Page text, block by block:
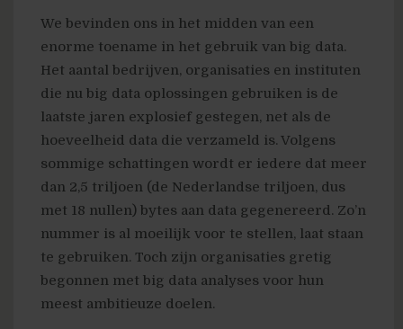
We bevinden ons in het midden van een
enorme toename in het gebruik van big data.
Het aantal bedrijven, organisaties en instituten
die nu big data oplossingen gebruiken is de
laatste jaren explosief gestegen, net als de
hoeveelheid data die verzameld is. Volgens
sommige schattingen wordt er iedere dat meer
dan 2,5 triljoen (de Nederlandse triljoen, dus
met 18 nullen) bytes aan data gegenereerd. Zo’n
nummer is al moeilijk voor te stellen, laat staan
te gebruiken. Toch zijn organisaties gretig
begonnen met big data analyses voor hun
meest ambitieuze doelen.